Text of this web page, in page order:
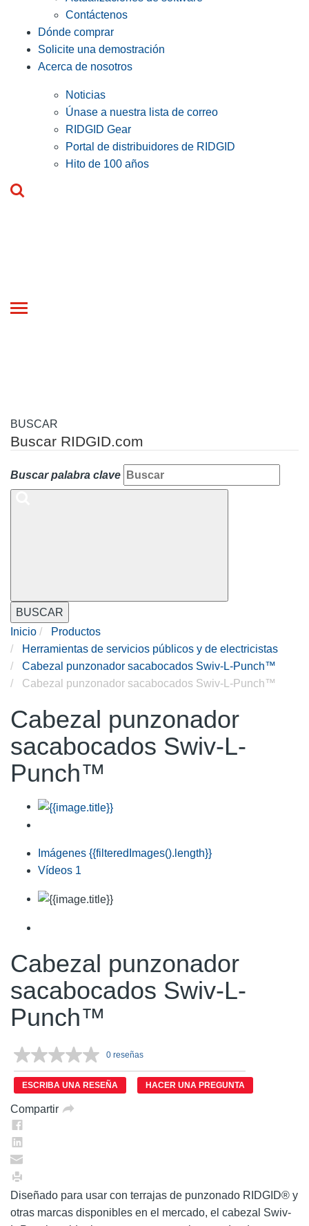
Contáctenos
Dónde comprar
Solicite una demostración
Acerca de nosotros
Noticias
Únase a nuestra lista de correo
RIDGID Gear
Portal de distribuidores de RIDGID
Hito de 100 años
Toggle
BUSCAR
Buscar RIDGID.com
Buscar palabra clave
BUSCAR
Inicio
Productos
Herramientas de servicios públicos y de electricistas
Cabezal punzonador sacabocados Swiv-L-Punch™
Cabezal punzonador sacabocados Swiv-L-Punch™
Cabezal punzonador
sacabocados Swiv-L-
Punch™
Imágenes {{filteredImages().length}}
Vídeos 1
Cabezal punzonador
sacabocados Swiv-L-
Punch™
Sin
puntuación.
Enlace
en
0 reseñas
ESCRIBA UNA RESEÑA HACER UNA PREGUNTA
Compartir
Diseñado para usar con terrajas de punzonado RIDGID® y
otras marcas disponibles en el mercado, el cabezal Swiv-